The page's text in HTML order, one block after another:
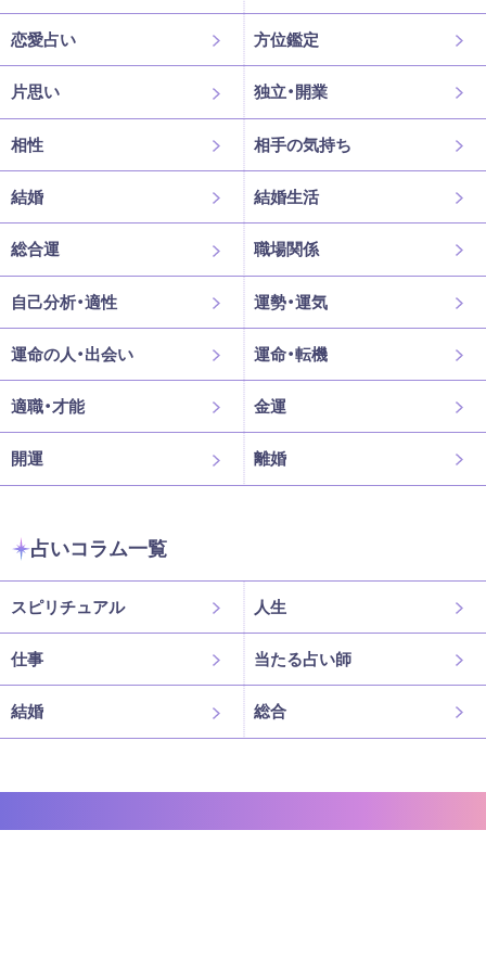
恋愛占い 方位鑑定
片思い 独立・開業
相性 相手の気持ち
結婚 結婚生活
総合運 職場関係
自己分析・適性 運勢・運気
運命の人・出会い 運命・転機
適職・才能 金運
開運 離婚
占いコラム一覧
スピリチュアル 人生
仕事 当たる占い師
結婚 総合